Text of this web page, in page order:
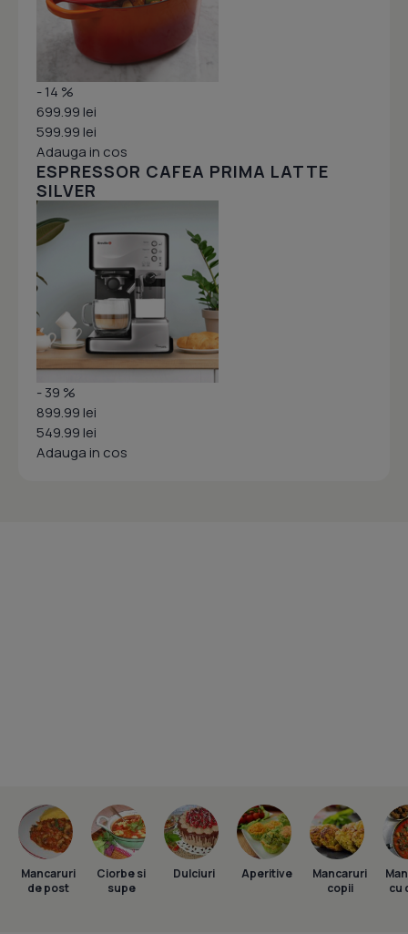
- 14 %
699.99 lei
599.99 lei
Adauga in cos
ESPRESSOR CAFEA PRIMA LATTE
SILVER
- 39 %
899.99 lei
549.99 lei
Adauga in cos
Mancaruri
de post
Ciorbe si
supe
Dulciuri Aperitive
Mancaruri
copii
cu